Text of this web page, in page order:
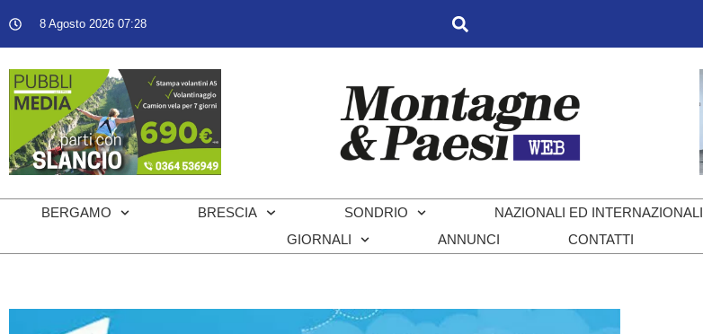
8 Agosto 2026 07:28
BERGAMO BRESCIA SONDRIO NAZIONALI ED INTERNAZIONALI
GIORNALI
ANNUNCI CONTATTI